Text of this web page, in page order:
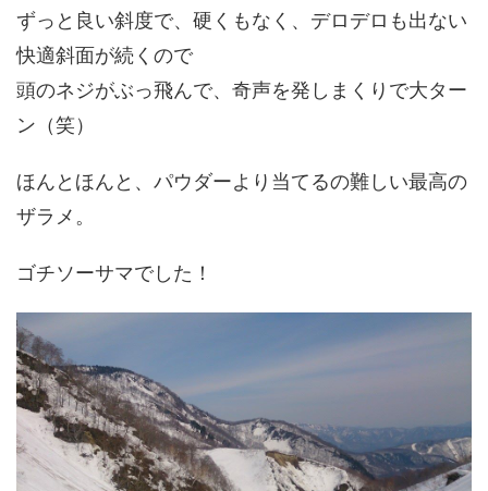
ずっと良い斜度で、硬くもなく、デロデロも出ない
快適斜面が続くので
頭のネジがぶっ飛んで、奇声を発しまくりで大ター
ン（笑）
ほんとほんと、パウダーより当てるの難しい最高の
ザラメ。
ゴチソーサマでした！